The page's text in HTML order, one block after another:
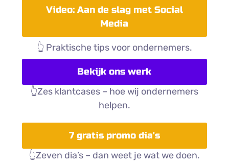
Video: Aan de slag met Social
Media
👆 Praktische tips voor ondernemers.
Bekijk ons werk
👆Zes klantcases – hoe wij ondernemers
helpen.
7 gratis promo dia's
👆Zeven dia’s – dan weet je wat we doen.